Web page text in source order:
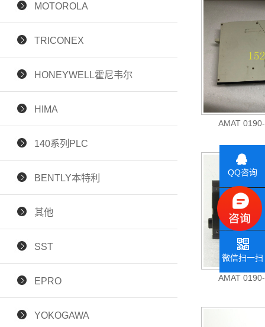
MOTOROLA
TRICONEX
HONEYWELL霍尼韦尔
HIMA
140系列PLC
BENTLY本特利
其他
SST
EPRO
YOKOGAWA
AMAT
AMAT
QQ咨询
联系电话
微信扫一扫